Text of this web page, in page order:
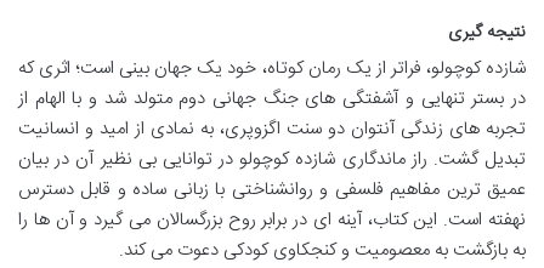
نتیجه گیری
شازده کوچولو، فراتر از یک رمان کوتاه، خود یک جهان بینی است؛ اثری که
در بستر تنهایی و آشفتگی های جنگ جهانی دوم متولد شد و با الهام از
تجربه های زندگی آنتوان دو سنت اگزوپری، به نمادی از امید و انسانیت
تبدیل گشت. راز ماندگاری شازده کوچولو در توانایی بی نظیر آن در بیان
عمیق ترین مفاهیم فلسفی و روانشناختی با زبانی ساده و قابل دسترس
نهفته است. این کتاب، آینه ای در برابر روح بزرگسالان می گیرد و آن ها را
به بازگشت به معصومیت و کنجکاوی کودکی دعوت می کند.